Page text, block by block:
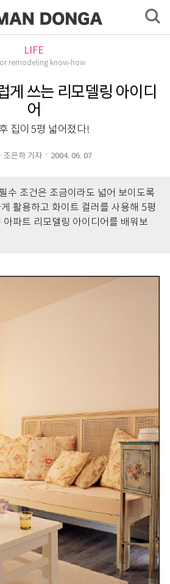
LIFE
remodeling know-how
게 쓰는 리모델링 아이디
어
집이 5평 넓어졌다!
은하 기자 2004. 06. 07
수 조건은 조금이라도 넓어 보이도록
활용하고 화이트 컬러를 사용해 5평
파트 리모델링 아이디어를 배워보